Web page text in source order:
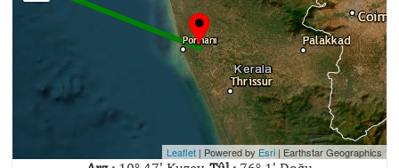
Leaflet | Powered by Esri | Earthstar Geographics